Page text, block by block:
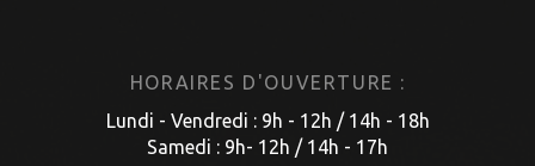
HORAIRES D'OUVERTURE :
Lundi - Vendredi : 9h - 12h / 14h - 18h
Samedi : 9h- 12h / 14h - 17h